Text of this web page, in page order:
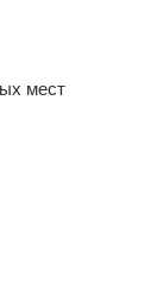
мест